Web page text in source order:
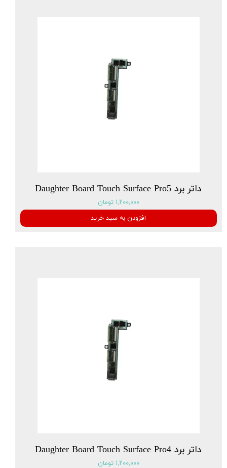
داتر برد Daughter Board Touch Surface Pro5
۱,۲۰۰,۰۰۰ تومان
افزودن به سبد خرید
داتر برد Daughter Board Touch Surface Pro4
۱,۲۰۰,۰۰۰ تومان